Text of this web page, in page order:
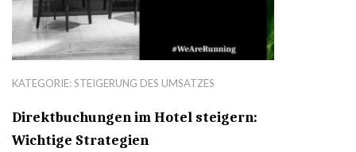
KATEGORIE:STEIGERUNG DES UMSATZES
Direktbuchungen im Hotel steigern:
Wichtige Strategien